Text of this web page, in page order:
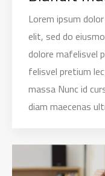
Lorem ipsum
elit, sed do
dolore mafelisvel
felisvel pretium
massa Nunc id
diam maecenas